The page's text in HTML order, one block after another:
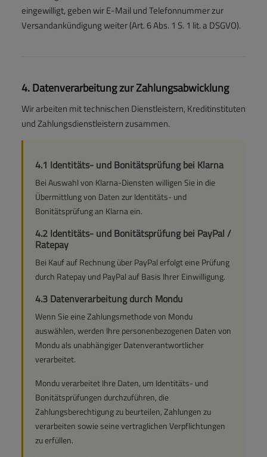
eingewilligt, geben wir E-Mail und Telefonnummer zur
Versandankündigung weiter (Art. 6 Abs. 1 S. 1 lit. a DSGVO).
4. Datenverarbeitung zur Zahlungsabwicklung
Wir arbeiten mit technischen Dienstleistern, Kreditinstituten
und Zahlungsdienstleistern zusammen.
4.1 Identitäts- und Bonitätsprüfung bei Klarna
Bei Auswahl von Klarna-Diensten willigen Sie in die
Übermittlung von Daten zur Identitäts- und
Bonitätsprüfung an Klarna ein.
4.2 Identitäts- und Bonitätsprüfung bei PayPal /
Ratepay
Bei Kauf auf Rechnung über PayPal erfolgt eine Prüfung
durch Ratepay und PayPal auf Basis Ihrer Einwilligung.
4.3 Datenverarbeitung durch Mondu
Wenn Sie eine Zahlungsmethode von Mondu
auswählen, werden Ihre personenbezogenen Daten von
Mondu als unabhängiger Datenverantwortlicher
verarbeitet.
Mondu verarbeitet Ihre Daten, um Identitäts- und
Bonitätsprüfungen durchzuführen, die
Zahlungsberechtigung zu beurteilen, Zahlungen zu
verarbeiten sowie seine vertraglichen Verpflichtungen
zu erfüllen.